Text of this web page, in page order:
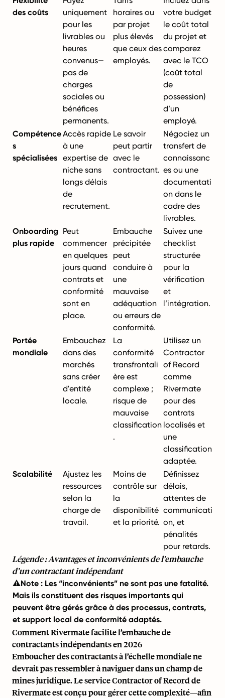
des coûts
uniquement
pour les
livrables ou
heures
convenus—
pas de
charges
sociales ou
bénéfices
permanents.
horaires ou
par projet
plus élevés
que ceux des
employés.
votre budget
le coût total
du projet et
comparez
avec le TCO
(coût total
de
possession)
d’un
employé.
Compétence
s
spécialisées
Accès rapide
à une
expertise de
niche sans
longs délais
de
recrutement.
Le savoir
peut partir
avec le
contractant.
Négociez un
transfert de
connaissanc
es ou une
documentati
on dans le
cadre des
livrables.
Onboarding
plus rapide
Peut
commencer
en quelques
jours quand
contrats et
conformité
sont en
place.
Embauche
précipitée
peut
conduire à
une
mauvaise
adéquation
ou erreurs de
conformité.
Suivez une
checklist
structurée
pour la
vérification
et
l’intégration.
Portée
mondiale
Embauchez
dans des
marchés
sans créer
d'entité
locale.
La
conformité
transfrontali
ère est
complexe ;
risque de
mauvaise
classification
.
Utilisez un
Contractor
of Record
comme
Rivermate
pour des
contrats
localisés et
une
classification
adaptée.
Scalabilité
Ajustez les
ressources
selon la
charge de
travail.
Moins de
contrôle sur
la
disponibilité
et la priorité.
Définissez
délais,
attentes de
communicati
on, et
pénalités
pour retards.
Légende : Avantages et inconvénients de l’embauche
d’un contractant indépendant
⚠️Note : Les “inconvénients” ne sont pas une fatalité.
Mais ils constituent des risques importants qui
peuvent être gérés grâce à des processus, contrats,
et support local de conformité adaptés.
Comment Rivermate facilite l’embauche de
contractants indépendants en 2026
Emboucher des contractants à l’échelle mondiale ne
devrait pas ressembler à naviguer dans un champ de
mines juridique. Leservice Contractor of Record de
Rivermateest conçu pour gérer cette complexité—afin